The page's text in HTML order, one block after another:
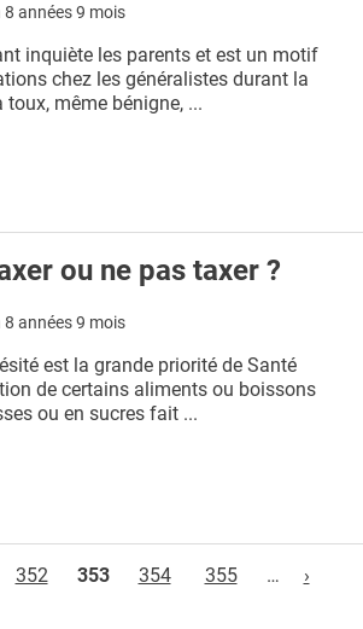
8 années 9 mois
inquiète les parents et est un motif
chez les généralistes durant la
même bénigne, ...
ou ne pas taxer ?
8 années 9 mois
est la grande priorité de Santé
de certains aliments ou boissons
ou en sucres fait ...
352 353 354 355 … ›